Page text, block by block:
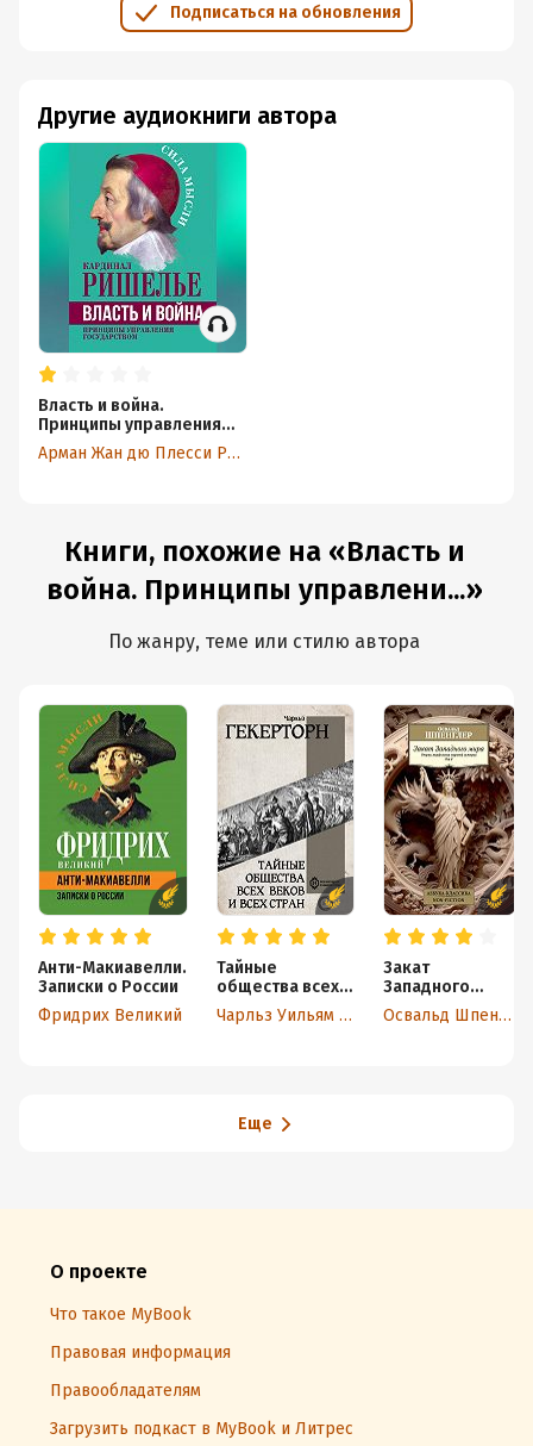
Подписаться на обновления
Другие аудиокниги автора
Власть и война.
Принципы управления
государством
Арман Жан дю Плесси Ришелье
Книги, похожие на «Власть и
война. Принципы управлени...»
По жанру, теме или стилю автора
Анти-Макиавелли.
Записки о России
Фридрих Великий
Тайные
общества всех
веков и всех
стран
Чарльз Уильям Гекертон
Закат
Западного
мира. Очерки
морфологии Освальд Шпенглер
Еще
О проекте
Что такое MyBook
Правовая информация
Правообладателям
Загрузить подкаст в MyBook и Литрес